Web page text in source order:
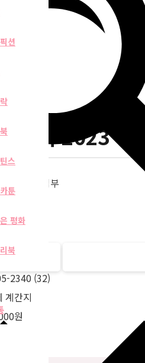
션
스
툰
평화
북
간지 2023 여
과모음 편집부
모음
2340 (32)
계간지
원